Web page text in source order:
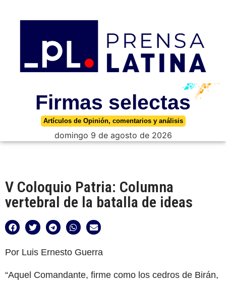
Firmas selectas
Artículos de Opinión, comentarios y análisis
domingo 9 de agosto de 2026
V Coloquio Patria: Columna
vertebral de la batalla de ideas
Por Luis Ernesto Guerra
“Aquel Comandante, firme como los cedros de Birán,